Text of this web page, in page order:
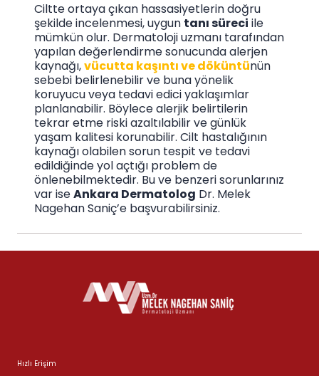
Ciltte ortaya çıkan hassasiyetlerin doğru
şekilde incelenmesi, uygun tanı süreci ile
mümkün olur. Dermatoloji uzmanı tarafından
yapılan değerlendirme sonucunda alerjen
kaynağı,vücutta kaşıntı ve döküntünün
sebebi belirlenebilir ve buna yönelik
koruyucu veya tedavi edici yaklaşımlar
planlanabilir. Böylece alerjik belirtilerin
tekrar etme riski azaltılabilir ve günlük
yaşam kalitesi korunabilir. Cilt hastalığının
kaynağı olabilen sorun tespit ve tedavi
edildiğinde yol açtığı problem de
önlenebilmektedir. Bu ve benzeri sorunlarınız
var iseAnkara Dermatolog Dr. Melek
Nagehan Saniç’e başvurabilirsiniz.
Hızlı Erişim